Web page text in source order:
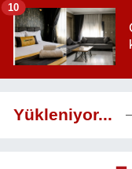
10
Yükleniyor...